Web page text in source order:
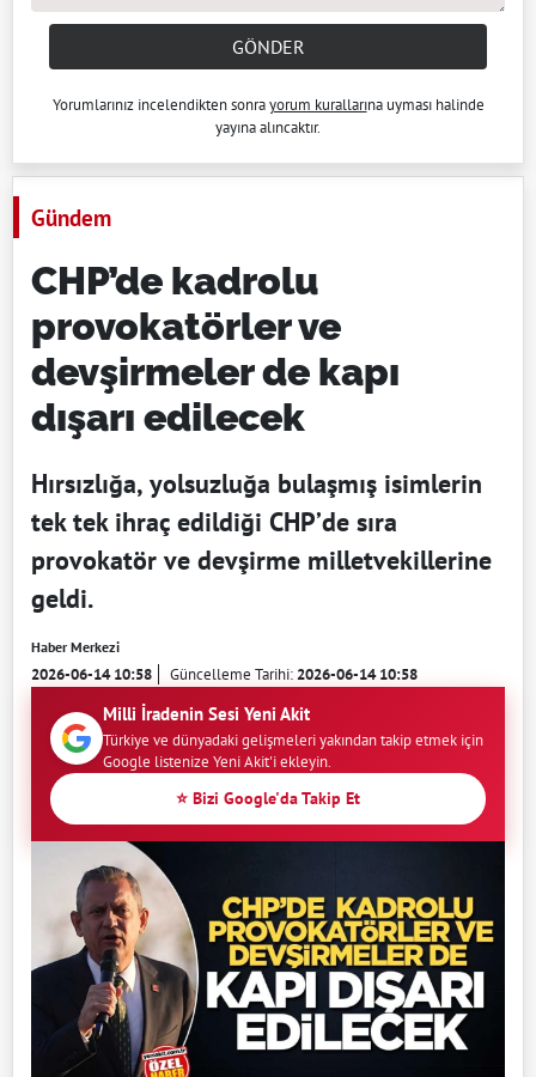
GÖNDER
Yorumlarınız incelendikten sonrayorum kurallarına uyması halinde
yayına alıncaktır.
Gündem
CHP’de kadrolu
provokatörler ve
devşirmeler de kapı
dışarı edilecek
Hırsızlığa, yolsuzluğa bulaşmış isimlerin
tek tek ihraç edildiği CHP’de sıra
provokatör ve devşirme milletvekillerine
geldi.
Haber Merkezi
2026-06-14 10:58 Güncelleme Tarihi:2026-06-14 10:58
Milli İradenin Sesi Yeni Akit
Türkiye ve dünyadaki gelişmeleri yakından takip etmek için
Google listenize Yeni Akit'i ekleyin.
⭐ Bizi Google'da Takip Et